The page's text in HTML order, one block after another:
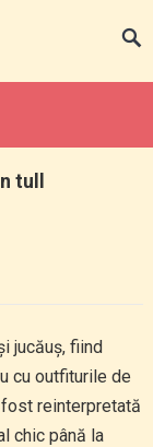
tull
jucăuș, fiind
cu outfiturile de
reinterpretată
chic până la